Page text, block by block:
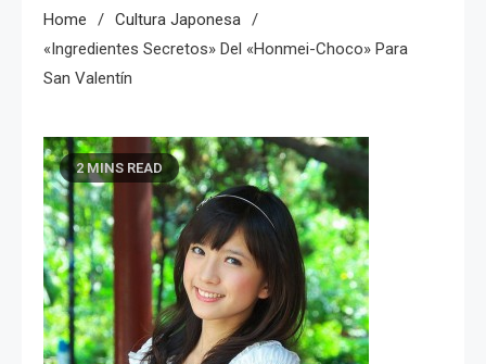
Home
Cultura Japonesa
«Ingredientes Secretos» Del «Honmei-Choco» Para
San Valentín
2 MINS READ